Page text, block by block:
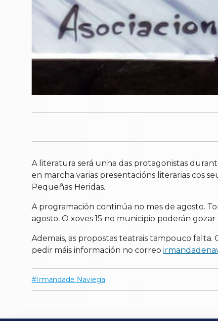
A literatura será unha das protagonistas
en marcha varias presentacións literarias cos
Pequeñas Heridas.
A programación continúa no mes de agosto.
agosto. O xoves 15 no municipio poderán
Ademais, as propostas teatrais tampouco
pedir máis información no correo
Irmandade Naviega